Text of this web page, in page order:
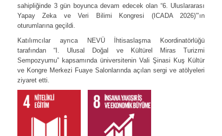
sahipliğinde 3 gün boyunca devam edecek olan “6. Uluslararası
Yapay Zeka ve Veri Bilimi Kongresi (ICADA 2026)”’ın
oturumlarına geçildi.
Katılımcılar ayrıca NEVÜ İhtisaslaşma Koordinatörlüğü
tarafından “I. Ulusal Doğal ve Kültürel Miras Turizmi
Sempozyumu” kapsamında üniversitenin Vali Şinasi Kuş Kültür
ve Kongre Merkezi Fuaye Salonlarında açılan sergi ve atölyeleri
ziyaret etti.